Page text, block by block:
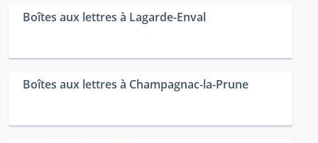
Boîtes aux lettres à Lagarde-Enval
Boîtes aux lettres à Champagnac-la-Prune